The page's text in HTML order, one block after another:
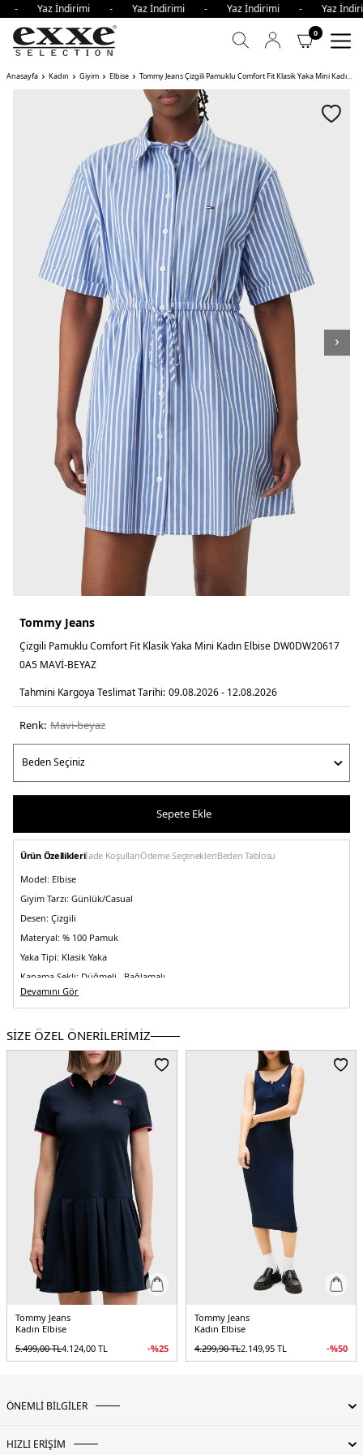
- Yaz İndirimi - Yaz İndirimi - Yaz İndirimi - Yaz
0
Anasayfa Kadın Giyim Elbise Tommy Jeans Çizgili Pamuklu Comfort Fit Klasik Yaka Mini Kadın Elbise
Tommy Jeans
Çizgili Pamuklu Comfort Fit Klasik Yaka Mini Kadın Elbise DW0DW20617
0A5 MAVİ-BEYAZ
Tahmini Kargoya Teslimat Tarihi: 09.08.2026 - 12.08.2026
Renk: mavi̇-beyaz
Sepete Ekle
Ürün Özellikleriİade KoşullarıÖdeme SeçenekleriBeden Tablosu
Model: Elbise
Giyim Tarzı: Günlük/Casual
Desen: Çizgili
Materyal: % 100 Pamuk
Yaka Tipi: Klasik Yaka
Kapama Şekli: Düğmeli , Bağlamalı
Kol Tipi:Kısa Kol
Boy:Mini
Kalıp Bilgisi:Comfort Fit
Yaş Grubu:Yetişkin
Menşei:
Kamboçya
2DEDW0DW206170A5.4225
Devamını Gör
SİZE ÖZEL ÖNERİLERİMİZ
Tommy Jeans
Kadın Elbise
5.499,00TL4.124,00 TL -%25
Tommy Jeans
Kadın Elbise
4.299,90TL2.149,95 TL -%50
ÖNEMLİ BİLGİLER
HIZLI ERİŞİM